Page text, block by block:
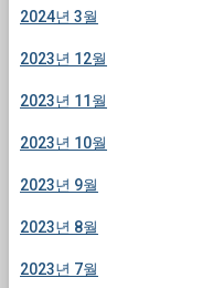
2024년 3월
2023년 12월
2023년 11월
2023년 10월
2023년 9월
2023년 8월
2023년 7월